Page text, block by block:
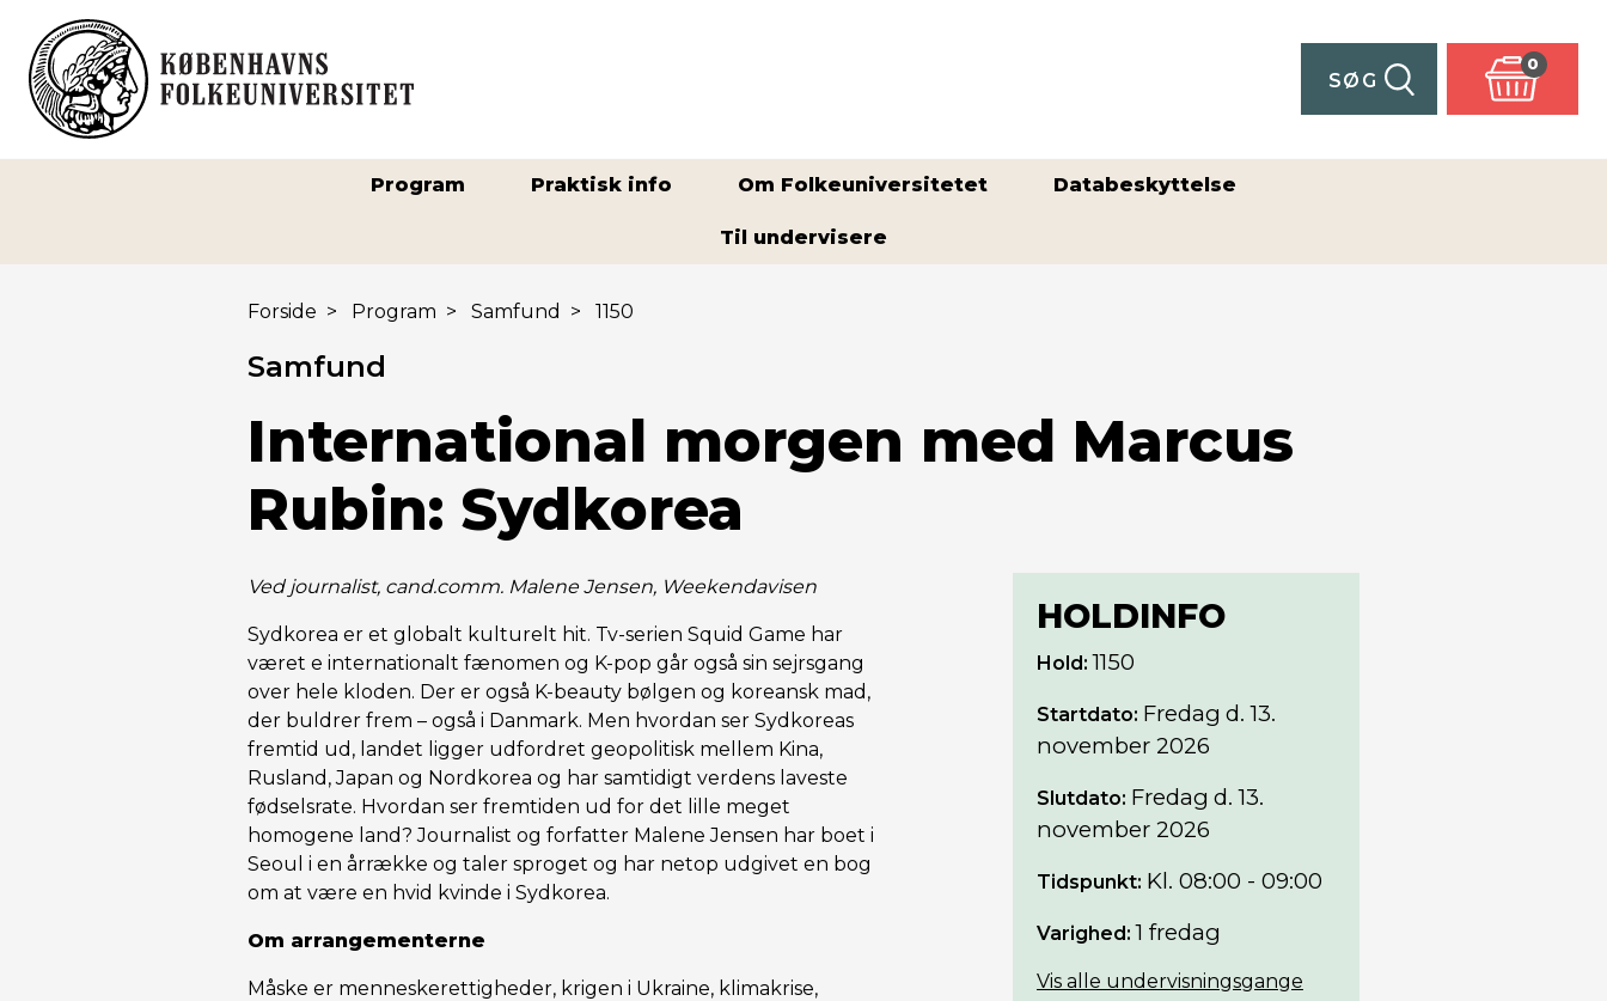
SØG
0
Program Praktisk info Om Folkeuniversitetet Databeskyttelse
Til undervisere
Forside > Program > Samfund > 1150
Samfund
International morgen med Marcus
Rubin: Sydkorea
Ved journalist, cand.comm. Malene Jensen, Weekendavisen
Sydkorea er et globalt kulturelt hit. Tv-serien Squid Game har
været e internationalt fænomen og K-pop går også sin sejrsgang
over hele kloden. Der er også K-beauty bølgen og koreansk mad,
der buldrer frem – også i Danmark. Men hvordan ser Sydkoreas
fremtid ud, landet ligger udfordret geopolitisk mellem Kina,
Rusland, Japan og Nordkorea og har samtidigt verdens laveste
fødselsrate. Hvordan ser fremtiden ud for det lille meget
homogene land? Journalist og forfatter Malene Jensen har boet i
Seoul i en årrække og taler sproget og har netop udgivet en bog
om at være en hvid kvinde i Sydkorea.
Om arrangementerne
Måske er menneskerettigheder, krigen i Ukraine, klimakrise,
HOLDINFO
Hold: 1150
Startdato: Fredag d. 13.
november 2026
Slutdato: Fredag d. 13.
november 2026
Tidspunkt: Kl. 08:00 - 09:00
Varighed: 1 fredag
Vis alle undervisningsgange